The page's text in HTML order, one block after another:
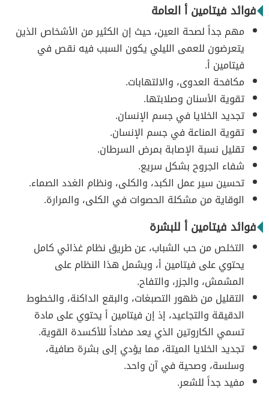
فوائد فيتامين أ العامة
مهم جداً لصحة العين، حيث إن الكثير من الأشخاص الذين
يتعرضون للعمى الليلي يكون السبب فيه نقص في
فيتامين أ.
مكافحة العدوى، والالتهابات.
تقوية الأسنان وصلابتها.
تجديد الخلايا في جسم الإنسان.
تقوية المناعة في جسم الإنسان.
تقليل نسبة الإصابة بمرض السرطان.
شفاء الجروح بشكل سريع.
تحسين سير عمل الكبد، والكلى، ونظام الغدد الصماء.
الوقاية من مشكلة الحصوات في الكلى، والمرارة.
فوائد فيتامين أ للبشرة
التخلص من حب الشباب، عن طريق نظام غذائي كامل
يحتوي على فيتامين أ، ويشمل هذا النظام على
المشمش، والجزر، والتفاح.
التقليل من ظهور التصبغات، والبقع الداكنة، والخطوط
الدقيقة والتجاعيد، إذ إن فيتامين أ يحتوي على مادة
تسمي الكاروتين الذي يعد مضاداً للأكسدة القوية.
تجديد الخلايا الميتة، مما يؤدي إلى بشرة صافية،
وسلسة، وصحية في آن واحد.
مفيد جداً للشعر.